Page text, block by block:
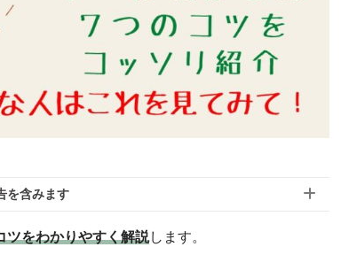
を含みます
ツをわかりやすく解説します。